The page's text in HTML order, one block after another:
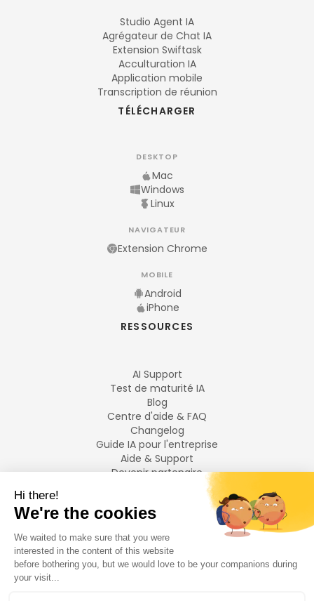
Studio Agent IA
Agrégateur de Chat IA
Extension Swiftask
Acculturation IA
Application mobile
Transcription de réunion
TÉLÉCHARGER
DESKTOP
Mac
Windows
Linux
NAVIGATEUR
Extension Chrome
MOBILE
Android
iPhone
RESSOURCES
AI Support
Test de maturité IA
Blog
Centre d'aide & FAQ
Changelog
Guide IA pour l'entreprise
Aide & Support
Devenir partenaire
LANGUES
Français
English